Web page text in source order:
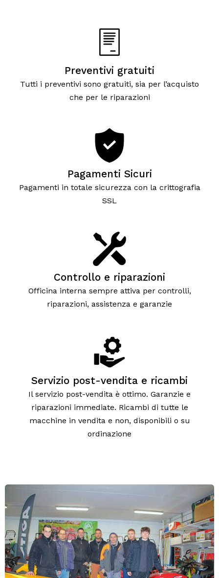
Preventivi gratuiti
Tutti i preventivi sono gratuiti, sia per l’acquisto
che per le riparazioni
Pagamenti Sicuri
Pagamenti in totale sicurezza con la crittografia
SSL
Controllo e riparazioni
Officina interna sempre attiva per controlli,
riparazioni, assistenza e garanzie
Servizio post-vendita e ricambi
Il servizio post-vendita è ottimo. Garanzie e
riparazioni immediate. Ricambi di tutte le
macchine in vendita e non, disponibili o su
ordinazione